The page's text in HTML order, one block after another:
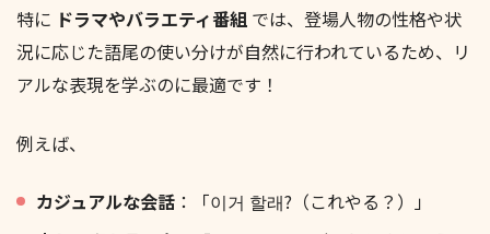
特に ドラマやバラエティ番組 では、登場人物の性格や状
況に応じた語尾の使い分けが自然に行われているため、リ
アルな表現を学ぶのに最適です！
例えば、
カジュアルな会話 ：「이거 할래?（これやる？）」